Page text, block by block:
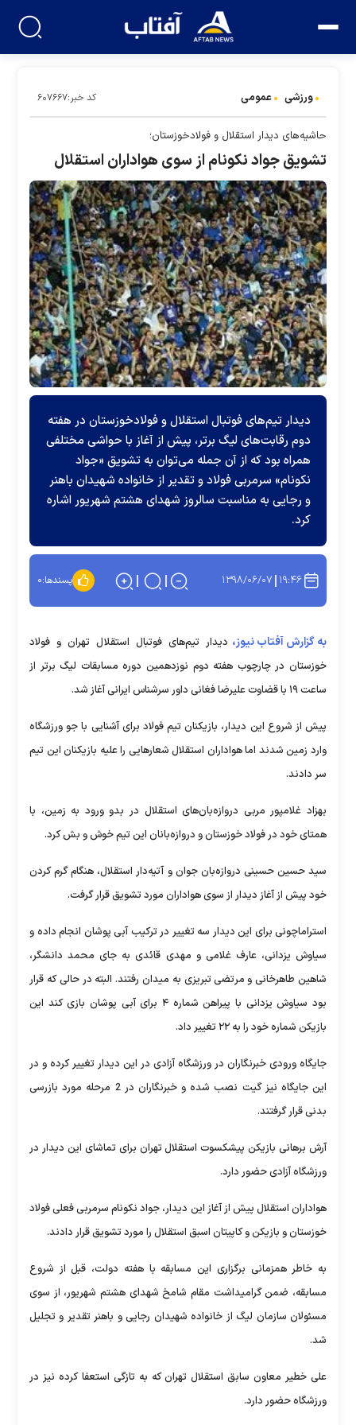
ورزشی عمومی کد خبر:۶۰۷۶۶۷
حاشیه‌های دیدار استقلال و فولادخوزستان؛
تشویق جواد نکونام از سوی هواداران استقلال
دیدار تیم‌های فوتبال استقلال و فولادخوزستان در هفته
دوم رقابت‌های لیگ برتر، پیش از آغاز با حواشی مختلفی
همراه بود که از آن جمله می‌توان به تشویق «جواد
نکونام» سرمربی فولاد و تقدیر از خانواده شهیدان باهنر
و رجایی به مناسبت سالروز شهدای هشتم شهریور اشاره
کرد.
۱۹:۴۶ ۱۳۹۸/۰۶/۰۷ پسندها:۰
به گزارش آفتاب نیوز، دیدار تیم‌های فوتبال استقلال تهران و فولاد
خوزستان در چارچوب هفته دوم نوزدهمین دوره مسابقات لیگ برتر از
ساعت ۱۹ با قضاوت علیرضا فغانی داور سرشناس ایرانی آغاز شد.
پیش از شروع این دیدار، بازیکنان تیم فولاد برای آشنایی با جو ورزشگاه
وارد زمین شدند اما هواداران استقلال‌ شعارهایی را علیه بازیکنان این تیم
سر دادند.
بهزاد غلامپور مربی دروازه‌بان‌های استقلال در بدو ورود به زمین، با
همتای خود در فولاد خوزستان و دروازه‌بانان این تیم خوش و بش کرد.
سید حسین حسینی دروازه‌بان جوان و آتیه‌دار استقلال، هنگام گرم کردن
خود پیش از آغاز دیدار از سوی هواداران مورد تشویق قرار گرفت.
استراماچونی برای این دیدار سه تغییر در ترکیب آبی پوشان انجام داده و
سیاوش یزدانی، عارف غلامی و مهدی قائدی به جای محمد دانشگر،
شاهین طاهرخانی و مرتضی تبریزی به میدان رفتند. البته در حالی که قرار
بود سیاوش یزدانی با پیراهن شماره ۴ برای آبی پوشان بازی کند این
بازیکن شماره خود را به ۲۲ تغییر داد.
جایگاه ورودی خبرنگاران در ورزشگاه آزادی در این دیدار تغییر کرده و در
این جایگاه نیز گیت نصب شده و خبرنگاران در 2 مرحله مورد بازرسی
بدنی قرار گرفتند.
آرش برهانی بازیکن پیشکسوت استقلال تهران برای تماشای این دیدار در
ورزشگاه آزادی حضور دارد.
هواداران استقلال پیش از آغاز این دیدار، جواد نکونام سرمربی فعلی فولاد
خوزستان و بازیکن و کاپیتان اسبق استقلال را مورد تشویق قرار دادند.
به خاطر همزمانی برگزاری این مسابقه با هفته دولت، قبل از شروع
مسابقه، ضمن گرامیداشت مقام شامخ شهدای هشتم شهریور، از سوی
مسئولان سازمان لیگ از خانواده شهیدان رجایی و باهنر تقدیر و تجلیل
شد.
علی خطیر معاون سابق استقلال تهران که به تازگی استعفا کرده نیز در
ورزشگاه حضور دارد.